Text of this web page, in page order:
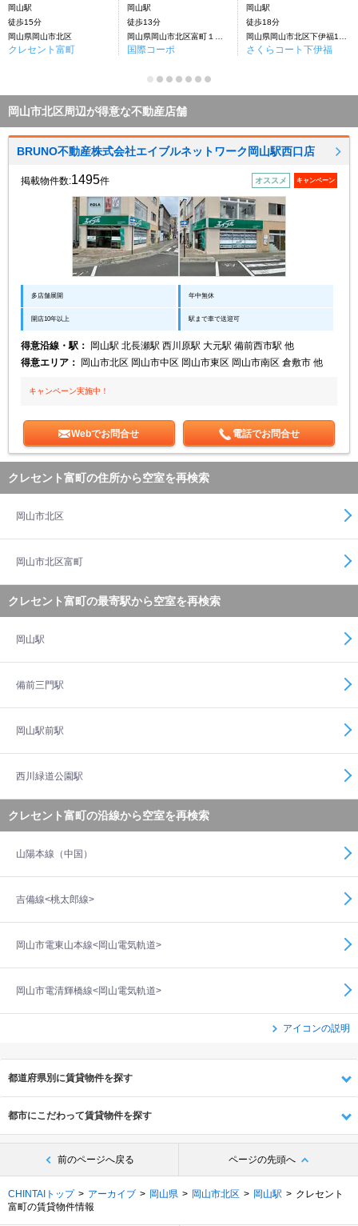
岡山駅
徒歩15分
岡山県岡山市北区
クレセント富町
岡山駅
徒歩13分
国際コーポ
岡山駅
徒歩18分
さくらコート下伊福
岡山市北区周辺が得意な不動産店舗
BRUNO不動産株式会社エイブルネットワーク岡山駅西口店
掲載物件数:1495件 オススメ キャンペーン
多店舗展開 年中無休
開店10年以上 駅まで車で送迎可
得意沿線・駅：
岡山駅 北長瀬駅 西川原駅 大元駅 備前西市駅 他
得意エリア：
岡山市北区 岡山市中区 岡山市東区 岡山市南区 倉敷市 他
キャンペーン実施中！
Webでお問合せ 電話でお問合せ
クレセント富町の住所から空室を再検索
岡山市北区
岡山市北区富町
クレセント富町の最寄駅から空室を再検索
岡山駅
備前三門駅
岡山駅前駅
西川緑道公園駅
クレセント富町の沿線から空室を再検索
山陽本線（中国）
吉備線<桃太郎線>
岡山市電東山本線<岡山電気軌道>
岡山市電清輝橋線<岡山電気軌道>
アイコンの説明
都道府県別に賃貸物件を探す
都市にこだわって賃貸物件を探す
前のページへ戻る ページの先頭へ
CHINTAIトップ アーカイブ 岡山県 岡山市北区 岡山駅
クレセント
富町の賃貸物件情報